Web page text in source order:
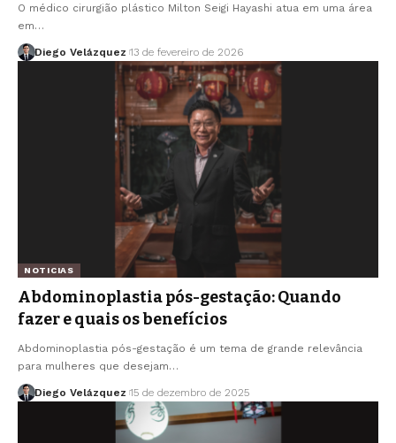
O médico cirurgião plástico Milton Seigi Hayashi atua em uma área
em…
Diego Velázquez 13 de fevereiro de 2026
NOTICIAS
Abdominoplastia pós-gestação: Quando
fazer e quais os benefícios
Abdominoplastia pós-gestação é um tema de grande relevância
para mulheres que desejam…
Diego Velázquez 15 de dezembro de 2025